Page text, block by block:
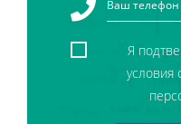
Я
условия